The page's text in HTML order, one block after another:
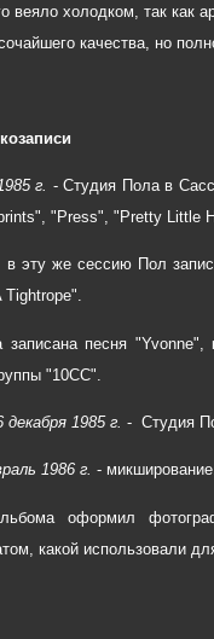
веяло холодком, так как
качества, но
г. - Студия Пола в
"Press", "Pretty Little
в эту же сессию Пол
Tightrope".
записана песня
"10СС".
1985 г. - Студия
1986 г. -
оформил
какой использовали